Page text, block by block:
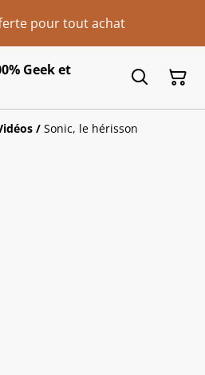
pour tout achat
Geek et
/ Sonic, le hérisson